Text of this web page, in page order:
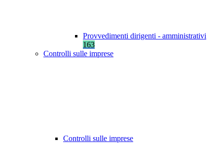
Provvedimenti dirigenti - amministrativi
163
Controlli sulle imprese
Controlli sulle imprese